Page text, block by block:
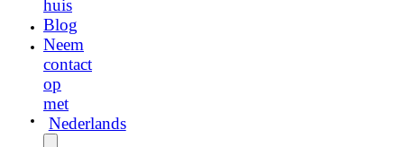
huis
Blog
Neem
contact
op
met
Nederlands